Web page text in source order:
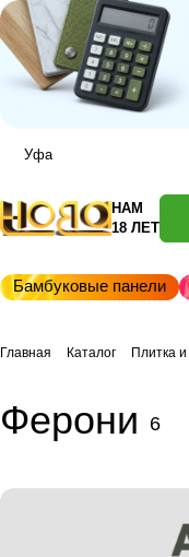
Уфа
НАМ
18 ЛЕТ
Бамбуковые панели
Главная Каталог Плитка
Ферони 6